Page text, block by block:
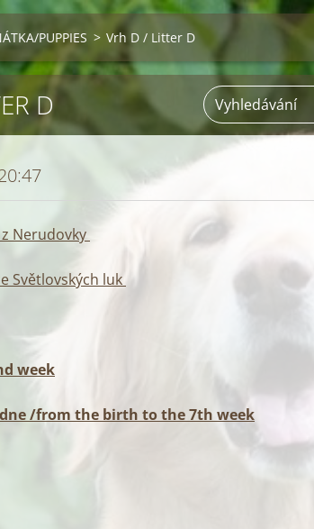
PUPPIES > Vrh D / Litter D
D
Nerudovky
Světlovských luk
week
/from the birth to the 7th week